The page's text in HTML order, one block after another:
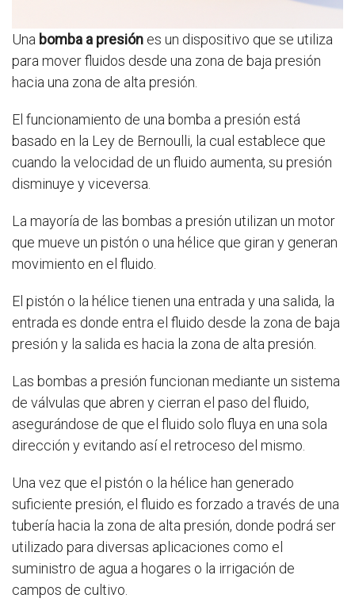
Una bomba a presión es un dispositivo que se utiliza
para mover fluidos desde una zona de baja presión
hacia una zona de alta presión.
El funcionamiento de una bomba a presión está
basado en la Ley de Bernoulli, la cual establece que
cuando la velocidad de un fluido aumenta, su presión
disminuye y viceversa.
La mayoría de las bombas a presión utilizan un motor
que mueve un pistón o una hélice que giran y generan
movimiento en el fluido.
El pistón o la hélice tienen una entrada y una salida, la
entrada es donde entra el fluido desde la zona de baja
presión y la salida es hacia la zona de alta presión.
Las bombas a presión funcionan mediante un sistema
de válvulas que abren y cierran el paso del fluido,
asegurándose de que el fluido solo fluya en una sola
dirección y evitando así el retroceso del mismo.
Una vez que el pistón o la hélice han generado
suficiente presión, el fluido es forzado a través de una
tubería hacia la zona de alta presión, donde podrá ser
utilizado para diversas aplicaciones como el
suministro de agua a hogares o la irrigación de
campos de cultivo.